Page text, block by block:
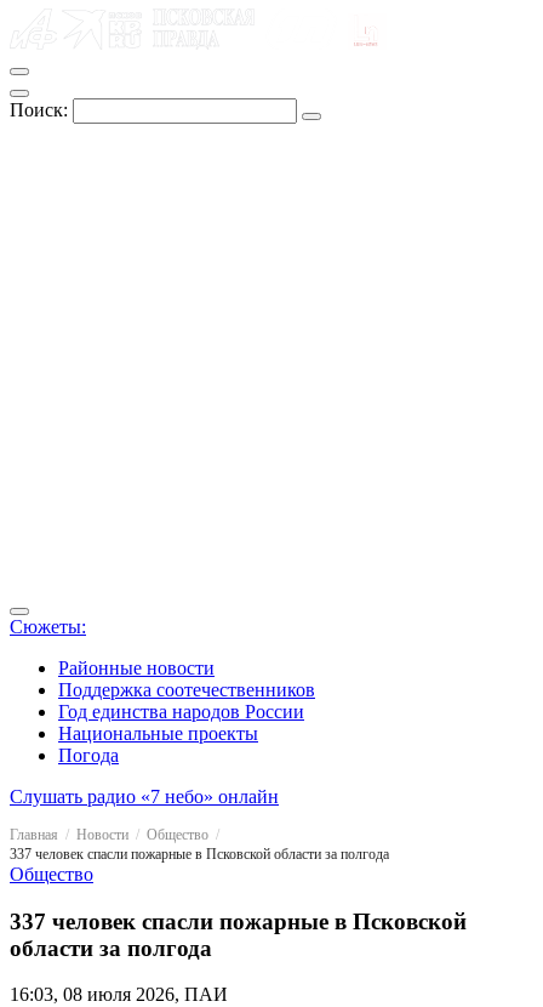
Поиск:
Сюжеты:
Районные новости
Поддержка соотечественников
Год единства народов России
Национальные проекты
Погода
Слушать радио «7 небо» онлайн
Главная Новости
Общество
337 человек спасли пожарные в Псковской области за полгода
Общество
337 человек спасли пожарные в Псковской
области за полгода
16:03, 08 июля 2026, ПАИ